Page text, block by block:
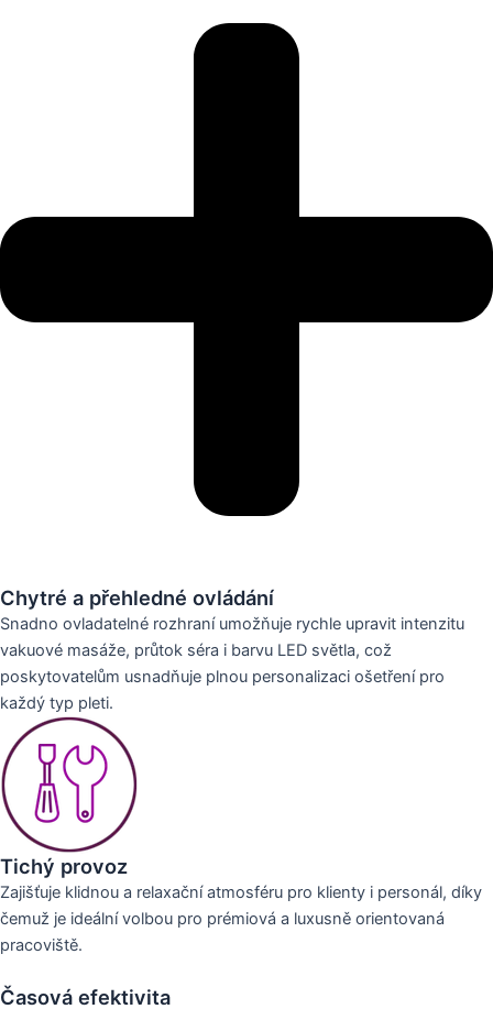
Chytré a přehledné ovládání
Snadno ovladatelné rozhraní umožňuje rychle upravit intenzitu
vakuové masáže, průtok séra i barvu LED světla, což
poskytovatelům usnadňuje plnou personalizaci ošetření pro
každý typ pleti.
Tichý provoz
Zajišťuje klidnou a relaxační atmosféru pro klienty i personál, díky
čemuž je ideální volbou pro prémiová a luxusně orientovaná
pracoviště.
Časová efektivita